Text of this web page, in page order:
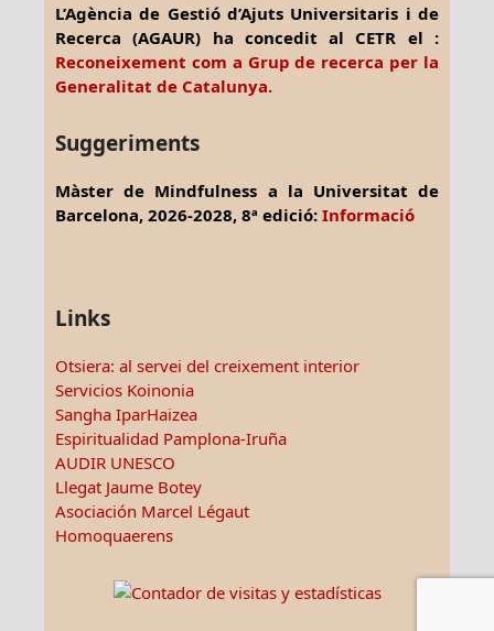
L’Agència de Gestió d’Ajuts Universitaris i de
Recerca (AGAUR) ha concedit al CETR el :
Reconeixement com a Grup de recerca per la
Generalitat de Catalunya.
Suggeriments
Màster de Mindfulness a la Universitat de
Barcelona, 2026-2028, 8ª edició: Informació
Links
Otsiera: al servei del creixement interior
Servicios Koinonia
Sangha IparHaizea
Espiritualidad Pamplona-Iruña
AUDIR UNESCO
Llegat Jaume Botey
Asociación Marcel Légaut
Homoquaerens